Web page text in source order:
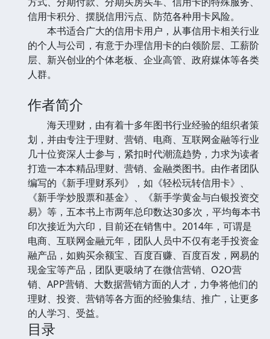
信用卡积分、摆脱信用污点、防范各种用卡风险。
本书适合广大的信用卡用户，从事信用卡相关行业
的个人与公司，有意于办理信用卡的白领阶层、工薪阶
层、新兴创业的个体老板、企业高管、政府媒体等各类
人群。
作者简介
海天理财，由有着十多年图书行业经验的组织者策
划，并由专注于理财、营销、电商、互联网金融等行业
几十位资深人士参与，紧扣时代潮流趋势，力求为读者
打造一本本精品理财、营销、金融类图书。由作者团队
编写的《新手理财系列》，如《轻松玩转信用卡》、
《新手学炒股票和基金》、《新手学黄金与白银投资交
易》等，五本书上市两年总印数达30多次，平均每本书
印次接近为六印，目前还在销售中。2014年，可谓是
电商、互联网金融元年，团队人员中不仅有老手投资金
融产品，如购买余额宝、百度百赚、百度百发，网易的
现金宝等产品，团队更吸纳了在微信营销、O2O营
销、APP营销、大数据营销方面的人才，力争将他们的
理财、投资、营销等各方面的经验集结、推广，让更多
的人学习、受益。
目录